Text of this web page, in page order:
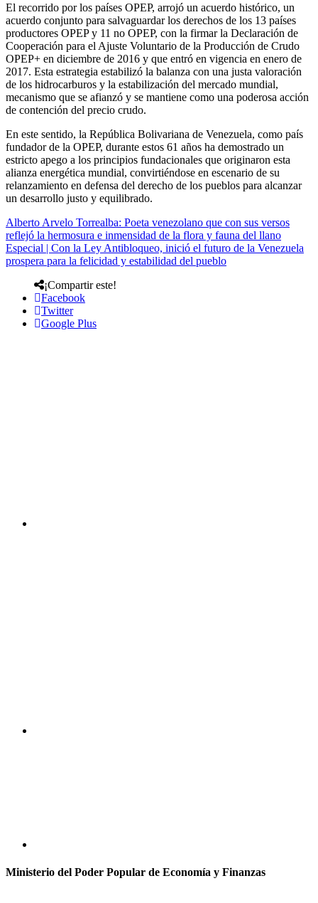
El recorrido por los países OPEP, arrojó un acuerdo histórico, un
acuerdo conjunto para salvaguardar los derechos de los 13 países
productores OPEP y 11 no OPEP, con la firmar la Declaración de
Cooperación para el Ajuste Voluntario de la Producción de Crudo
OPEP+ en diciembre de 2016 y que entró en vigencia en enero de
2017. Esta estrategia estabilizó la balanza con una justa valoración
de los hidrocarburos y la estabilización del mercado mundial,
mecanismo que se afianzó y se mantiene como una poderosa acción
de contención del precio crudo.
En este sentido, la República Bolivariana de Venezuela, como país
fundador de la OPEP, durante estos 61 años ha demostrado un
estricto apego a los principios fundacionales que originaron esta
alianza energética mundial, convirtiéndose en escenario de su
relanzamiento en defensa del derecho de los pueblos para alcanzar
un desarrollo justo y equilibrado.
Alberto Arvelo Torrealba: Poeta venezolano que con sus versos
reflejó la hermosura e inmensidad de la flora y fauna del llano
Especial | Con la Ley Antibloqueo, inició el futuro de la Venezuela
prospera para la felicidad y estabilidad del pueblo
¡Compartir este!
Facebook
Twitter
Google Plus
Ministerio del Poder Popular de Economía y Finanzas